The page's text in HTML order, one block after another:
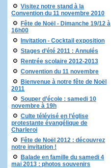
Visitez notre stand à la
Convention du 11 novembre 2010
Fête de Noël - Dimanche 19/12 à
16h00
Invitation - Cocktail exposition
Stages d’été 2011 : Annulés
Rentrée scolaire 2012-2013
Convention du 11 novembre
Bienvenue à notre fête de Noël
2011
Souper d’école : samedi 10
novembre à 19h
Culte télévisé en l’église
protestante évangélique de
Charleroi
Fête de Noël 2012 : découvrez
notre invitation !
Balade en famille du samedi 4
mai 2013 : photos souvenirs